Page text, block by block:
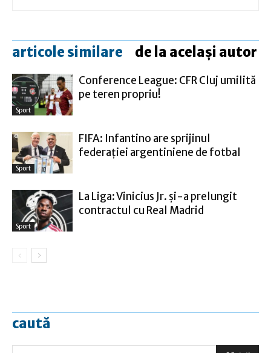
articole similare de la același autor
Sport
Conference League: CFR Cluj umilită
pe teren propriu!
Sport
FIFA: Infantino are sprijinul
federaţiei argentiniene de fotbal
Sport
La Liga: Vinicius Jr. şi-a prelungit
contractul cu Real Madrid
caută